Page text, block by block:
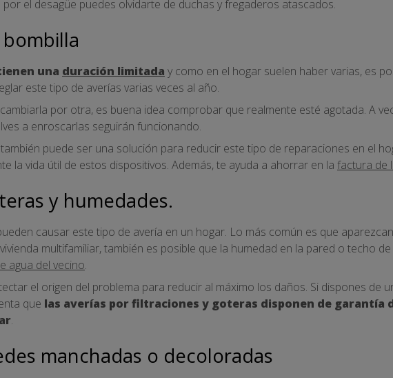
el desagüe puedes olvidarte de duchas y fregaderos atascados.
una duración limitada y como en el hogar suelen haber varias, es
este tipo de averías varias veces al año.
por otra, es buena idea comprobar que realmente esté agotada. A
a enroscarlas seguirán funcionando.
también puede ser una solución para reducir este tipo de reparaciones en el
la vida útil de estos dispositivos. Además, te ayuda a ahorrar en la factura de
y humedades.
causar este tipo de avería en un hogar. Lo más común es que
multifamiliar, también es posible que la humedad en la pared o techo
agua del vecino.
el origen del problema para reducir al máximo los daños. Si dispones de
que las averías por filtraciones y goteras disponen de garantía
.
manchadas o decoloradas